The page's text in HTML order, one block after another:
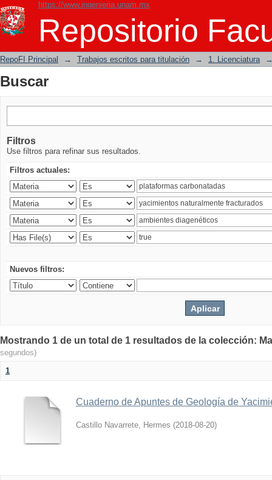
https://www.ingenieria.unam.mx
Repositorio
Buscar
RepoFI Principal → Trabajos escritos para titulación → 1. Licenciatura
Buscar
Filtros
Use filtros para refinar sus resultados.
Filtros actuales:
Nuevos filtros:
Mostrando 1 de un total de 1 resultados de la colección:
segundos)
1
Cuaderno de Apuntes de Geología de
Castillo Navarrete, Hermes (2018-08-20)